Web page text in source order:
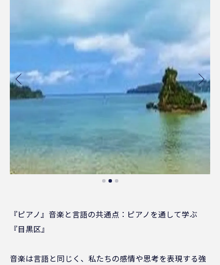
『ピアノ』音楽と言語の共通点：ピアノを通して学ぶ
『目黒区』
音楽は言語と同じく、私たちの感情や思考を表現する強